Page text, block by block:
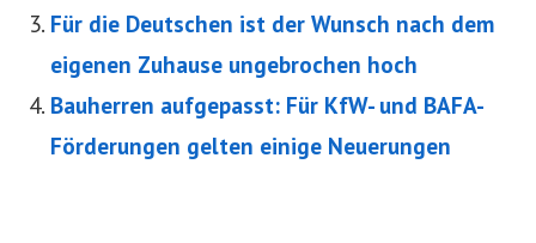
Für die Deutschen ist der Wunsch nach dem
eigenen Zuhause ungebrochen hoch
Bauherren aufgepasst: Für KfW- und BAFA-
Förderungen gelten einige Neuerungen